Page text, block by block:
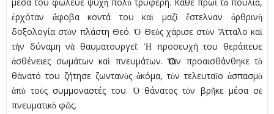
ἐρχόταν ἄφοβα κοντά του καὶ µαζὶ ἔστελναν ὀρθρινὴ
δοξολογία στὸν πλάστη Θεό. Ὁ Θεὸς χάρισε στὸν Ἄτταλο καὶ
τὴν δύναµη νὰ θαυµατουργεῖ. Ἡ προσευχή του θεράπευε
ἀσθένειες σωµάτων καὶ πνευµάτων. Ὅταν προαισθάνθηκε τὸ
θάνατό του ζήτησε ζωντανὸς ἀκόµα, τὸν τελευταῖο ἀσπασµὸ
ἀπὸ τοὺς συµµοναστές του. Ὁ θάνατος τὸν βρῆκε µέσα σὲ
πνευµατικὸ φῶς.